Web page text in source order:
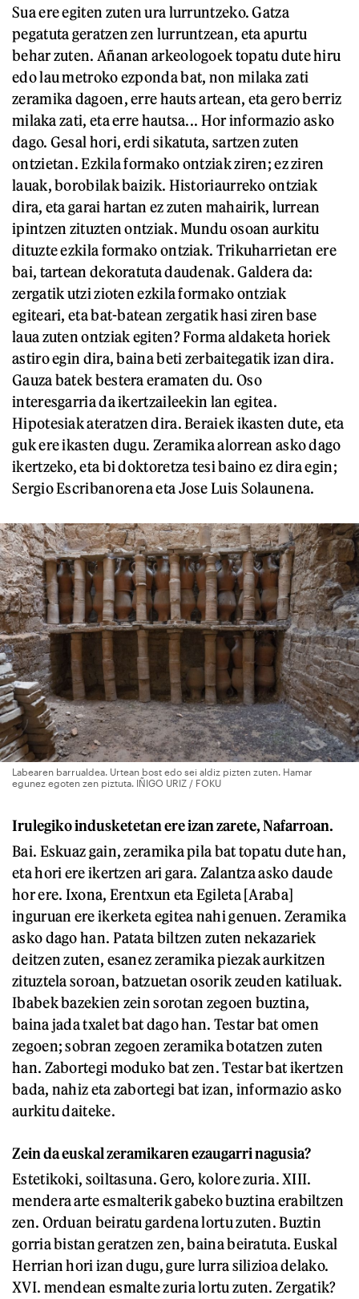
Sua ere egiten zuten ura lurruntzeko. Gatza
pegatuta geratzen zen lurruntzean, eta apurtu
behar zuten. Añanan arkeologoek topatu dute hiru
edo lau metroko ezponda bat, non milaka zati
zeramika dagoen, erre hauts artean, eta gero berriz
milaka zati, eta erre hautsa... Hor informazio asko
dago. Gesal hori, erdi sikatuta, sartzen zuten
ontzietan. Ezkila formako ontziak ziren; ez ziren
lauak, borobilak baizik. Historiaurreko ontziak
dira, eta garai hartan ez zuten mahairik, lurrean
ipintzen zituzten ontziak. Mundu osoan aurkitu
dituzte ezkila formako ontziak. Trikuharrietan ere
bai, tartean dekoratuta daudenak. Galdera da:
zergatik utzi zioten ezkila formako ontziak
egiteari, eta bat-batean zergatik hasi ziren base
laua zuten ontziak egiten? Forma aldaketa horiek
astiro egin dira, baina beti zerbaitegatik izan dira.
Gauza batek bestera eramaten du. Oso
interesgarria da ikertzaileekin lan egitea.
Hipotesiak ateratzen dira. Beraiek ikasten dute, eta
guk ere ikasten dugu. Zeramika alorrean asko dago
ikertzeko, eta bi doktoretza tesi baino ez dira egin;
Sergio Escribanorena eta Jose Luis Solaunena.
Labearen barrualdea. Urtean bost edo sei aldiz pizten zuten. Hamar
egunez egoten zen piztuta. IÑIGO URIZ / FOKU
Irulegiko indusketetan ere izan zarete, Nafarroan.
Bai. Eskuaz gain, zeramika pila bat topatu dute han,
eta hori ere ikertzen ari gara. Zalantza asko daude
hor ere. Ixona, Erentxun eta Egileta [Araba]
inguruan ere ikerketa egitea nahi genuen. Zeramika
asko dago han. Patata biltzen zuten nekazariek
deitzen zuten, esanez zeramika piezak aurkitzen
zituztela soroan, batzuetan osorik zeuden katiluak.
Ibabek bazekien zein sorotan zegoen buztina,
baina jada txalet bat dago han. Testar bat omen
zegoen; sobran zegoen zeramika botatzen zuten
han. Zabortegi moduko bat zen. Testar bat ikertzen
bada, nahiz eta zabortegi bat izan, informazio asko
aurkitu daiteke.
Zein da euskal zeramikaren ezaugarri nagusia?
Estetikoki, soiltasuna. Gero, kolore zuria. XIII.
mendera arte esmalterik gabeko buztina erabiltzen
zen. Orduan beiratu gardena lortu zuten. Buztin
gorria bistan geratzen zen, baina beiratuta. Euskal
Herrian hori izan dugu, gure lurra silizioa delako.
XVI. mendean esmalte zuria lortu zuten. Zergatik?